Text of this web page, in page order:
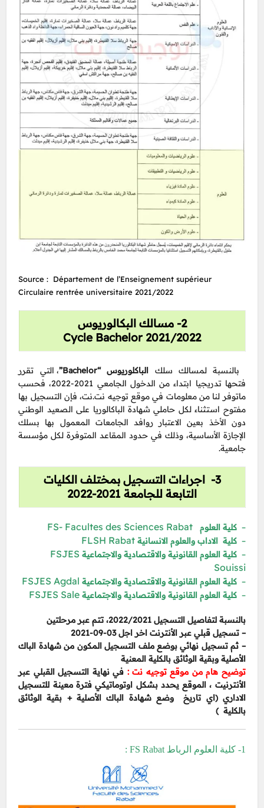
Source : Département de l’Enseignement supérieur
Circulaire rentrée universitaire 2021/2022
2- مسالك البكالوريوس
Cycle Bachelor 2021/2022
بالنسبة لمسالك سلك الباكلوريوس “Bachelor”
، التي تقرر
فتحها تدريجيا ابتداء من الدخول الجامعي 2021-2022، فحسب
ماتوفر لنا من معلومات في موقع توجيه نت.نت، فإن التسجيل بها
مفتوح استثناء لكل حاملي شهادة الباكالوريا على الصعيد الوطني
دون الأخذ بعين الاعتبار روافد الجامعات المعمول بها بسلك
الإجازة الأساسية، وذلك في حدود المقاعد المتوفرة لكل مؤسسة
جامعية.
3- اجراءات التسجيل بمختلف الكليات
التابعة للجامعة 2021-2022
– كلية العلوم FS- Facultes des Sciences Rabat
–كلية الاداب والعلوم الانسانية FLSH Rabat
–كلية العلوم القانونية والاقتصادية والاجتماعية FSJES
Souissi
–كلية العلوم القانونية والاقتصادية والاجتماعية
– كلية العلوم القانونية والاقتصادية والاجتماعية FSJES Sale
بالنسبة لتفاصيل التسجيل 2022/2021، تتم عبر مرحلتين
– تسجيل قبلي عبر الأنترنت اخر اجل 03-09-2021
– ثم تسجيل نهائي بوضع ملف التسجيل المكون من شهادة الباك
الأصلية وبقية الوثائق بالكلية المعنية
توضيح هام من موقع توجيه نت : في نهاية التسجيل القبلي عبر
الأنترنيت ، الموقع يحدد بشكل اوتوماتيكي فترة معينة للتسجيل
الاداري (اي تاريخ وضع شهادة الباك الأصلية + بقية الوثائق
بالكلية )
1- كلية العلوم الرباط FS Rabat :